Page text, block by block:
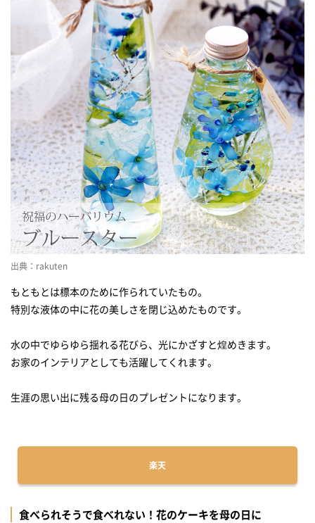
出典：rakuten
もともとは標本のために作られていたもの。
特別な液体の中に花の美しさを閉じ込めたものです。
水の中でゆらゆら揺れる花びら、光にかざすと煌めきます。
お家のインテリアとしても活躍してくれます。
生涯の思い出に残る母の日のプレゼントになります。
楽天
食べられそうで食べれない！花のケーキを母の日に